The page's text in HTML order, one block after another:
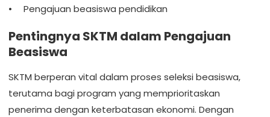
Pengajuan beasiswa pendidikan
Pentingnya SKTM dalam Pengajuan
Beasiswa
SKTM berperan vital dalam proses seleksi beasiswa,
terutama bagi program yang memprioritaskan
penerima dengan keterbatasan ekonomi. Dengan